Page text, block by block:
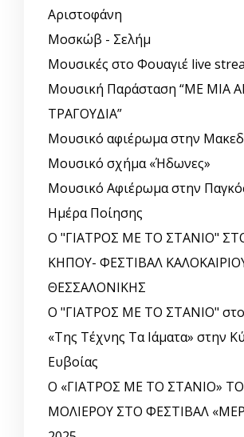
Αριστοφάνη
Μοσκώβ - Σελήμ
Μουσικές στο Φουαγιέ live
Μουσική Παράσταση “ΜΕ ΜΙΑ
ΤΡΑΓΟΥΔΙΑ”
Μουσικό αφιέρωμα στην
Μουσικό σχήμα «Ήδωνες»
Μουσικό Αφιέρωμα στην
Ημέρα Ποίησης
Ο "ΓΙΑΤΡΟΣ ΜΕ ΤΟ ΣΤΑΝΙΟ"
ΚΗΠΟΥ- ΦΕΣΤΙΒΑΛ
ΘΕΣΣΑΛΟΝΙΚΗΣ
Ο "ΓΙΑΤΡΟΣ ΜΕ ΤΟ ΣΤΑΝΙΟ"
«Της Τέχνης Τα Ιάματα» στην
Ευβοίας
Ο «ΓΙΑΤΡΟΣ ΜΕ ΤΟ ΣΤΑΝΙΟ»
ΜΟΛΙΕΡΟΥ ΣΤΟ ΦΕΣΤΙΒΑΛ